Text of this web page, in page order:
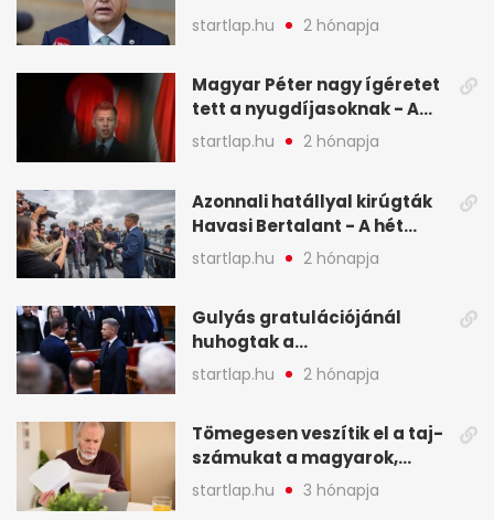
legfontosabb hírei képeken
startlap.hu 2 hónapja
Magyar Péter nagy ígéretet
tett a nyugdíjasoknak - A
hét legfontosabb hírei
képekben
startlap.hu 2 hónapja
Azonnali hatállyal kirúgták
Havasi Bertalant - A hét
legfontosabb hírei
képekben
startlap.hu 2 hónapja
Gulyás gratulációjánál
huhogtak a
leghangosabban, miután
Magyart miniszterelnökké
legfontosabb hírei
képekben
startlap.hu 2 hónapja
Tömegesen veszítik el a taj-
számukat a magyarok,
sokak ellen eljárást indít a
NAV - A hét hírei képekben
startlap.hu 3 hónapja